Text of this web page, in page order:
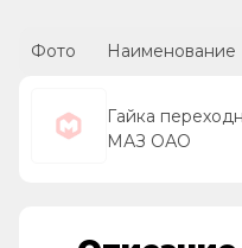
Фото Наименование
Гайка
МАЗ ОАО